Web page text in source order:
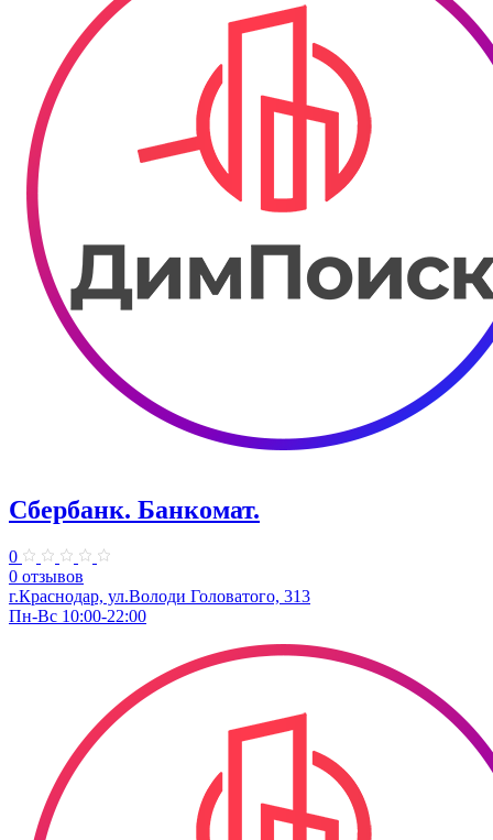
Сбербанк. Банкомат.
0
0 отзывов
г.Краснодар, ул.​Володи Головатого, 313
Пн-Вс 10:00-22:00